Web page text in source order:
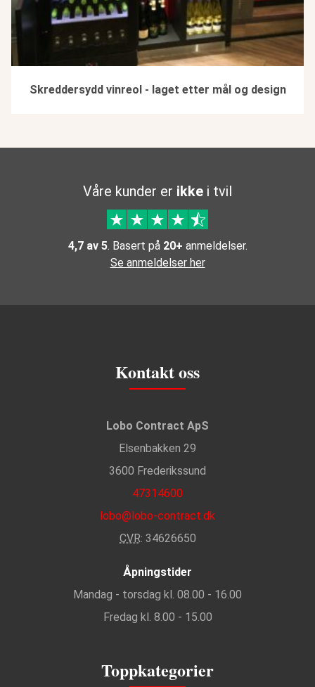
Skreddersydd vinreol - laget etter mål og design
Våre kunder er ikke i tvil
4,7 av 5. Basert på 20+ anmeldelser.
Se anmeldelser her
Kontakt oss
Lobo Contract ApS
Elsenbakken 29
3600 Frederikssund
47314600
lobo@lobo-contract.dk
CVR: 34626650
Åpningstider
Mandag - torsdag kl. 08.00 - 16.00
Fredag kl. 8.00 - 15.00
Toppkategorier